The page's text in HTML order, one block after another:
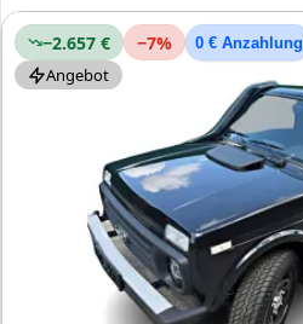
−2.657 € −7% 0 € Anzahlung
Angebot